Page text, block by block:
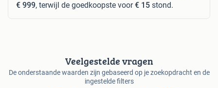
€ 999, terwijl de goedkoopste voor€ 15 stond.
Veelgestelde vragen
De onderstaande waarden zijn gebaseerd op je zoekopdracht en de
ingestelde filters